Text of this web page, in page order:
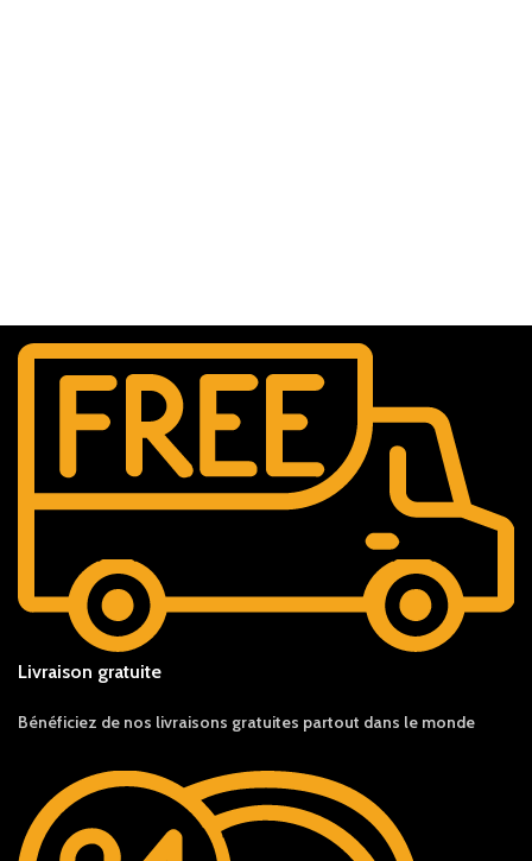
Livraison gratuite
Bénéficiez de nos livraisons gratuites partout dans le monde